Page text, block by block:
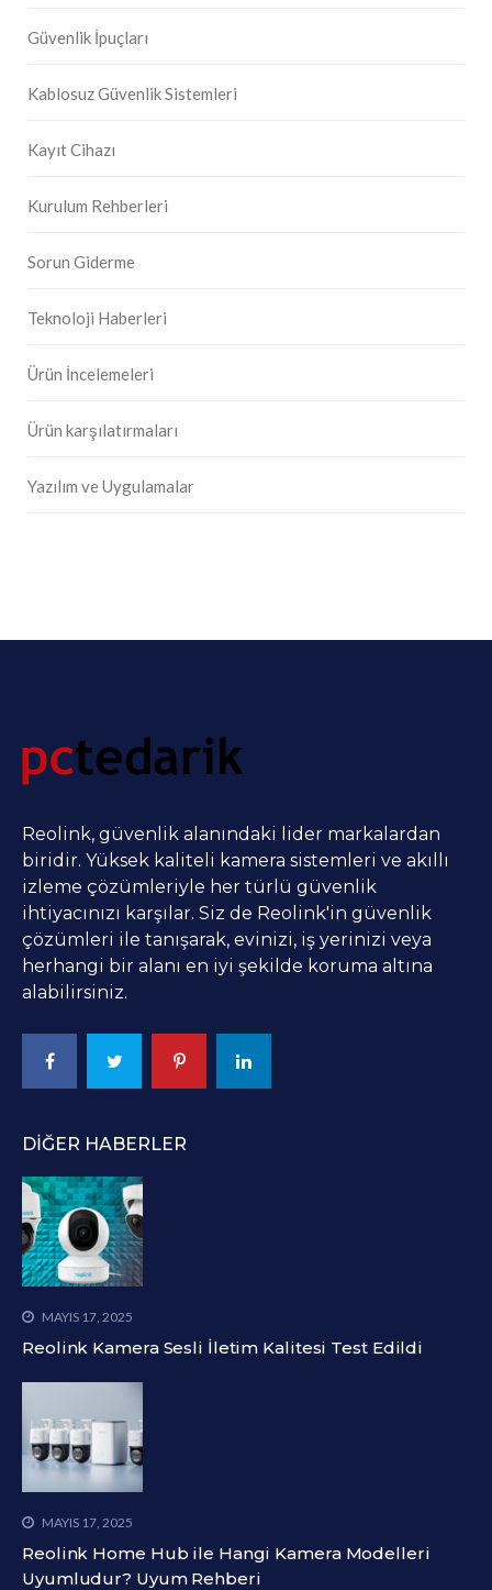
Güvenlik İpuçları
Kablosuz Güvenlik Sistemleri
Kayıt Cihazı
Kurulum Rehberleri
Sorun Giderme
Teknoloji Haberleri
Ürün İncelemeleri
Ürün karşılatırmaları
Yazılım ve Uygulamalar
Reolink, güvenlik alanındaki lider markalardan
biridir. Yüksek kaliteli kamera sistemleri ve akıllı
izleme çözümleriyle her türlü güvenlik
ihtiyacınızı karşılar. Siz de Reolink'in güvenlik
çözümleri ile tanışarak, evinizi, iş yerinizi veya
herhangi bir alanı en iyi şekilde koruma altına
alabilirsiniz.
DIĞER HABERLER
MAYIS 17, 2025
Reolink Kamera Sesli İletim Kalitesi Test Edildi
MAYIS 17, 2025
Reolink Home Hub ile Hangi Kamera Modelleri
Uyumludur? Uyum Rehberi